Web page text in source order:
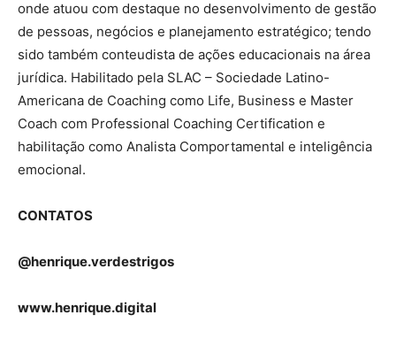
onde atuou com destaque no desenvolvimento de gestão
de pessoas, negócios e planejamento estratégico; tendo
sido também conteudista de ações educacionais na área
jurídica. Habilitado pela SLAC – Sociedade Latino-
Americana de Coaching como Life, Business e Master
Coach com Professional Coaching Certification e
habilitação como Analista Comportamental e inteligência
emocional.
CONTATOS
@henrique.verdestrigos
www.henrique.digital